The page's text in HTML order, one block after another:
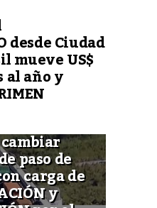
desde Ciudad
mueve US$
al año y
paso de
carga de
y